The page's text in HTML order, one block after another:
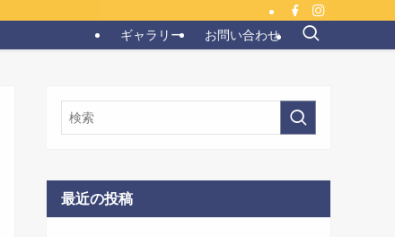
ギャラリー お問い合わせ
最近の投稿